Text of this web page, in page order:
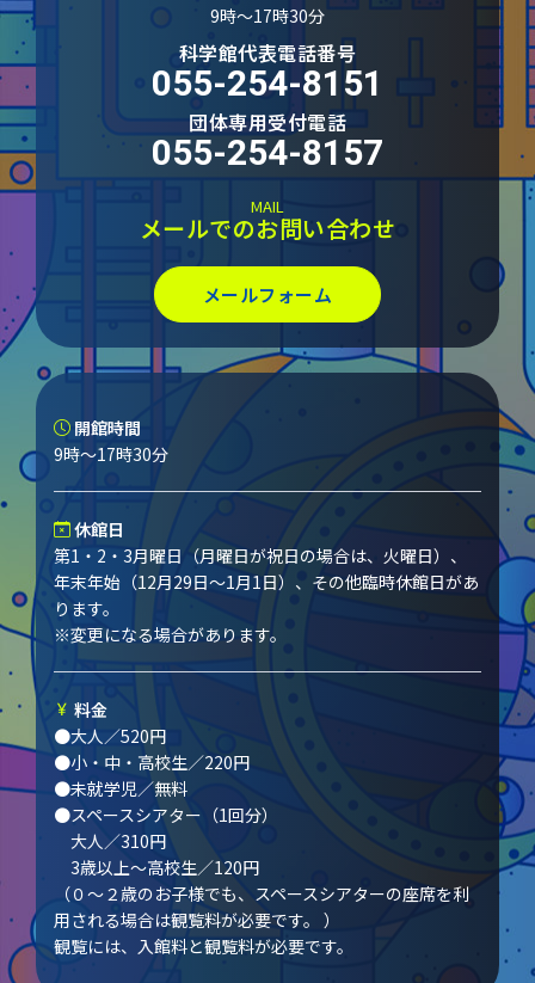
9時～17時30分
科学館代表電話番号
055-254-8151
団体専用受付電話
055-254-8157
MAIL
メールでのお問い合わせ
メールフォーム
開館時間
9時～17時30分
休館日
第1・2・3月曜日（月曜日が祝日の場合は、火曜日）、
年末年始（12月29日～1月1日）、その他臨時休館日があ
ります。
※変更になる場合があります。
料金
●大人／520円
●小・中・高校生／220円
●未就学児／無料
●スペースシアター（1回分）
大人／310円
3歳以上～高校生／120円
（０～２歳のお子様でも、スペースシアターの座席を利
用される場合は観覧料が必要です。 ）
観覧には、入館料と観覧料が必要です。